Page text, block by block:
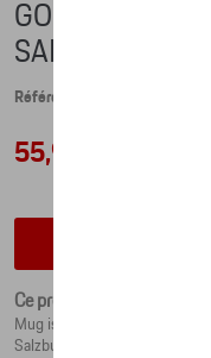
GOBELET
SALZBURG
Référence:
55,93 €
Ce produit n'est
Mug isotherme Porsche de
Salzburg, pour boissons